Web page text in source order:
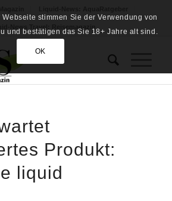
Produkt:
liquid
stimmen Sie der Verwendung von
und bestätigen das Sie 18+ Jahre alt sind.
OK